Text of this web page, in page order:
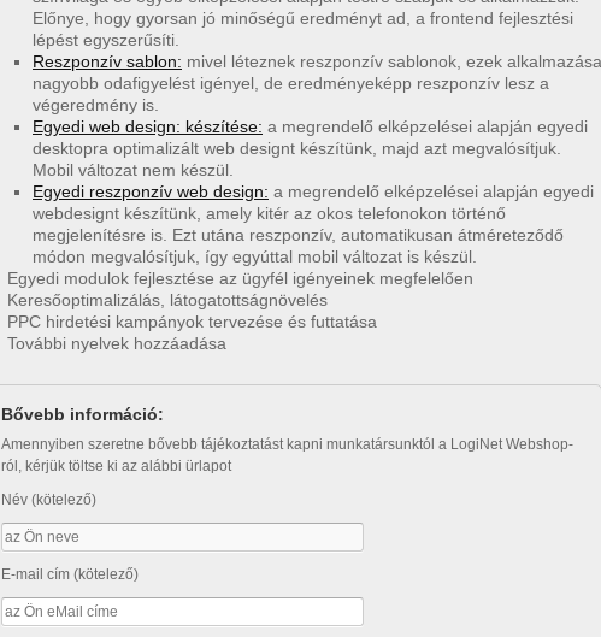
Előnye, hogy gyorsan jó minőségű eredményt ad, a frontend fejlesztési
lépést egyszerűsíti.
Reszponzív sablon: mivel léteznek reszponzív sablonok, ezek alkalmazása
nagyobb odafigyelést igényel, de eredményeképp reszponzív lesz a
végeredmény is.
Egyedi web design: készítése: a megrendelő elképzelései alapján egyedi
desktopra optimalizált web designt készítünk, majd azt megvalósítjuk.
Mobil változat nem készül.
Egyedi reszponzív web design: a megrendelő elképzelései alapján egyedi
webdesignt készítünk, amely kitér az okos telefonokon történő
megjelenítésre is. Ezt utána reszponzív, automatikusan átméreteződő
módon megvalósítjuk, így egyúttal mobil változat is készül.
Egyedi modulok fejlesztése az ügyfél igényeinek megfelelően
Keresőoptimalizálás, látogatottságnövelés
PPC hirdetési kampányok tervezése és futtatása
További nyelvek hozzáadása
Bővebb információ:
Amennyiben szeretne bővebb tájékoztatást kapni munkatársunktól a LogiNet Webshop-
ról, kérjük töltse ki az alábbi ürlapot
Név (kötelező)
E-mail cím (kötelező)